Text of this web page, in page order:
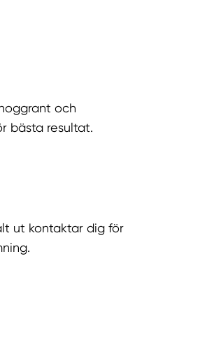
och
bästa resultat.
ut kontaktar dig för